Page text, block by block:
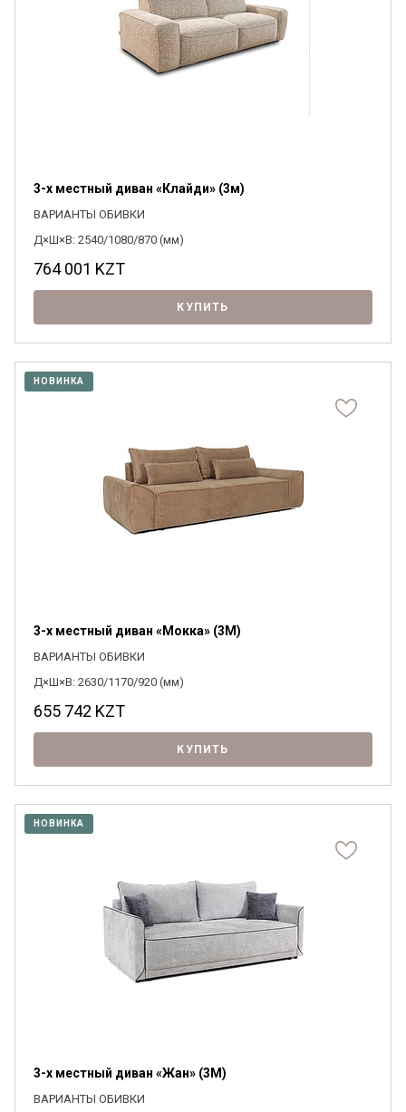
3-х местный диван «Клайди» (3м)
ВАРИАНТЫ ОБИВКИ
Д×Ш×В: 2540/1080/870 (мм)
764 001 KZT
КУПИТЬ
НОВИНКА
3-х местный диван «Мокка» (3M)
ВАРИАНТЫ ОБИВКИ
Д×Ш×В: 2630/1170/920 (мм)
655 742 KZT
КУПИТЬ
НОВИНКА
3-х местный диван «Жан» (3M)
ВАРИАНТЫ ОБИВКИ